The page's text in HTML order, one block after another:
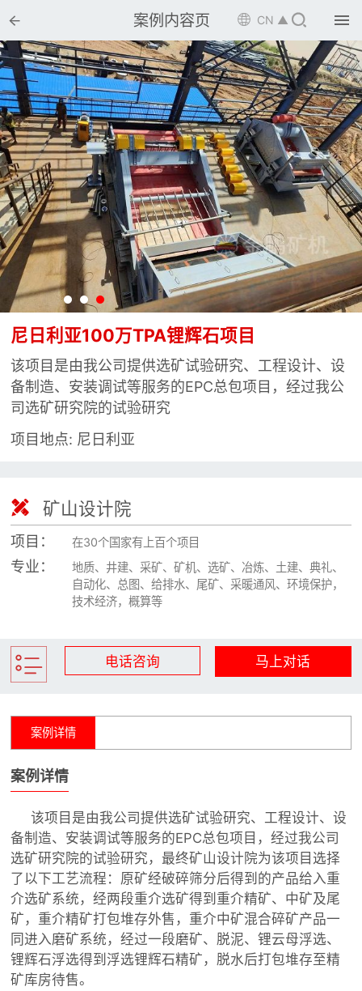
 案例内容页 CN ▲ 
尼日利亚100万TPA锂辉石项目
该项目是由我公司提供选矿试验研究、工程设计、设
备制造、安装调试等服务的EPC总包项目，经过我公
司选矿研究院的试验研究
项目地点: 尼日利亚
 矿山设计院
项目： 在30个国家有上百个项目
专业：
地质、井建、采矿、矿机、选矿、冶炼、土建、典礼、
自动化、总图、给排水、尾矿、采暖通风、环境保护，
技术经济，概算等
电话咨询 马上对话
案例详情
案例详情
该项目是由我公司提供选矿试验研究、工程设计、设
备制造、安装调试等服务的EPC总包项目，经过我公司
选矿研究院的试验研究，最终矿山设计院为该项目选择
了以下工艺流程：原矿经破碎筛分后得到的产品给入重
介选矿系统，经两段重介选矿得到重介精矿、中矿及尾
矿，重介精矿打包堆存外售，重介中矿混合碎矿产品一
同进入磨矿系统，经过一段磨矿、脱泥、锂云母浮选、
锂辉石浮选得到浮选锂辉石精矿，脱水后打包堆存至精
矿库房待售。
 首页
 选矿设备
 配件耗材
 解决方案
 选矿总包
 案例中心
 服务体系

 矿山设计院
 联系我们